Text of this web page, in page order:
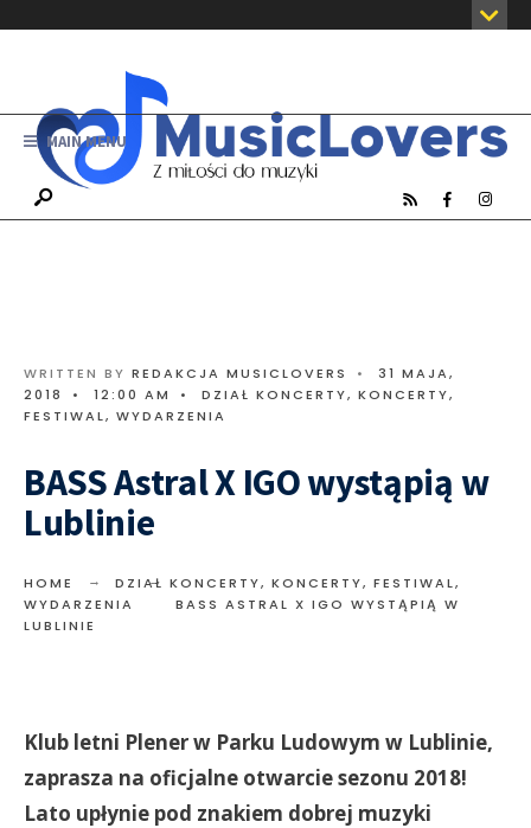
MAIN MENU
WRITTEN BY REDAKCJA MUSICLOVERS •
31 MAJA,
2018
• 12:00 AM • DZIAŁ KONCERTY, KONCERTY,
FESTIWAL, WYDARZENIA
BASS Astral X IGO wystąpią w
Lublinie
HOME DZIAŁ KONCERTY, KONCERTY, FESTIWAL,
WYDARZENIA
BASS ASTRAL X IGO WYSTĄPIĄ W
LUBLINIE
Klub letni Plener w Parku Ludowym w Lublinie,
zaprasza na oficjalne otwarcie sezonu 2018!
Lato upłynie pod znakiem dobrej muzyki